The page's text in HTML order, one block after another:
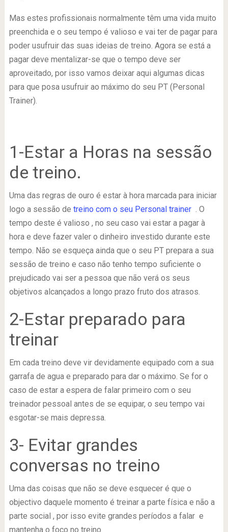
Mas estes profissionais normalmente têm uma vida muito
preenchida e o seu tempo é valioso e vai ter de pagar para
poder usufruir das suas ideias de treino. Agora se está a
pagar deve mentalizar-se que o tempo deve ser
aproveitado, por isso vamos deixar aqui algumas dicas
para que posa usufruir ao máximo do seu PT (Personal
Trainer).
1-Estar a Horas na sessão
de treino.
Uma das regras de ouro é estar à hora marcada para iniciar
logo a sessão de treino com o seu Personal trainer. O
tempo deste é valioso , no seu caso vai estar a pagar à
hora e deve fazer valer o dinheiro investido durante este
tempo. Não se esqueça ainda que o seu PT prepara a sua
sessão de treino e caso não tenho tempo suficiente o
prejudicado vai ser a pessoa que não verá os seus
objetivos alcançados a longo prazo fruto dos atrasos.
2-Estar preparado para
treinar
Em cada treino deve vir devidamente equipado com a sua
garrafa de agua e preparado para dar o máximo. Se for o
caso de estar a espera de falar primeiro com o seu
treinador pessoal antes de se equipar, o seu tempo vai
esgotar-se mais depressa.
3- Evitar grandes
conversas no treino
Uma das coisas que não se deve esquecer é que o
objectivo daquele momento é treinar a parte física e não a
parte social , por isso evite grandes períodos a falar e
mantenha o foco no treino